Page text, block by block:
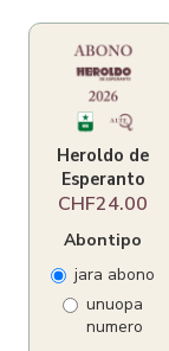
Heroldo de
Esperanto
CHF24.00
Abontipo
jara abono
unuopa
numero